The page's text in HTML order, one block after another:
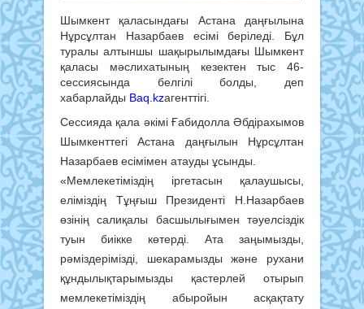
Шымкент қаласындағы Астана даңғылына
Нұрсұлтан Назарбаев есімі беріледі. Бұл
туралы алтыншы шақырылымдағы Шымкент
қаласы мәслихатының кезектен тыс 46-
сессиясында белгілі болды, деп
хабарлайды Baq.kzагенттігі.
Сессияда қала әкімі Ғабидолла Әбдірахымов
Шымкенттегі Астана даңғылын Нұрсұлтан
Назарбаев есімімен атауды ұсынды.
«Мемлекетіміздің іргетасын қалаушысы,
еліміздің Тұңғыш Президенті Н.Назарбаев
өзінің салиқалы басшылығымен тәуелсіздік
туын биікке көтерді. Ата заңымызды,
рәміздерімізді, шекарамызды және рухани
құндылықтарымызды қастерлей отырып
мемлекетіміздің абыройын асқақтату